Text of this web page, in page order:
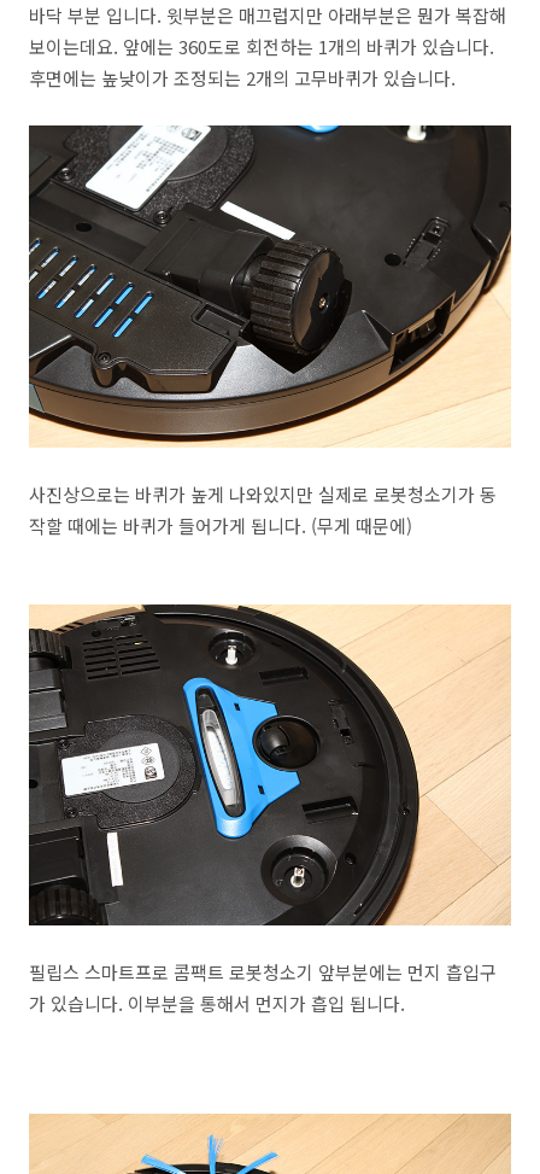
바닥 부분 입니다. 윗부분은 매끄럽지만 아래부분은 뭔가 복잡해
보이는데요. 앞에는 360도로 회전하는 1개의 바퀴가 있습니다.
후면에는 높낮이가 조정되는 2개의 고무바퀴가 있습니다.
사진상으로는 바퀴가 높게 나와있지만 실제로 로봇청소기가 동
작할 때에는 바퀴가 들어가게 됩니다. (무게 때문에)
필립스 스마트프로 콤팩트 로봇청소기 앞부분에는 먼지 흡입구
가 있습니다. 이부분을 통해서 먼지가 흡입 됩니다.